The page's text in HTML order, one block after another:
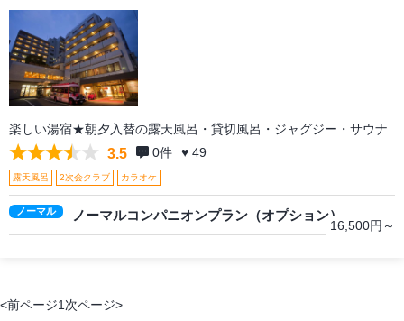
楽しい湯宿★朝夕入替の露天風呂・貸切風呂・ジャグジー・サウナ
3.5 0件 ♥ 49
露天風呂 2次会クラブ カラオケ
ノーマル ノーマルコンパニオンプラン（オプション）
16,500円～
<前ページ1 次ページ>